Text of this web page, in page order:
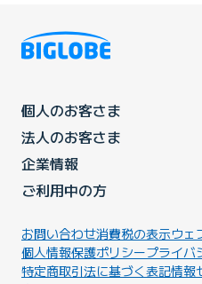
個人のお客さま
法人のお客さま
企業情報
ご利用中の方
お問い合わせ消費税の表示ウェ
個人情報保護ポリシープライバ
特定商取引法に基づく表記情報